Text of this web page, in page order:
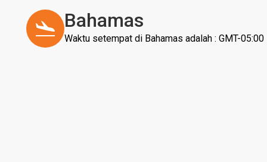
Bahamas
Waktu setempat di Bahamas adalah : GMT-05:00